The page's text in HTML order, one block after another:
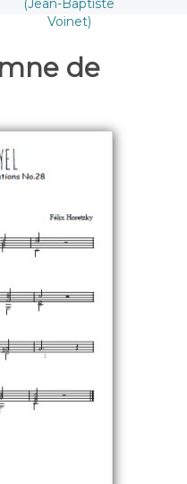
(Jean-Baptiste
Voinet)
de